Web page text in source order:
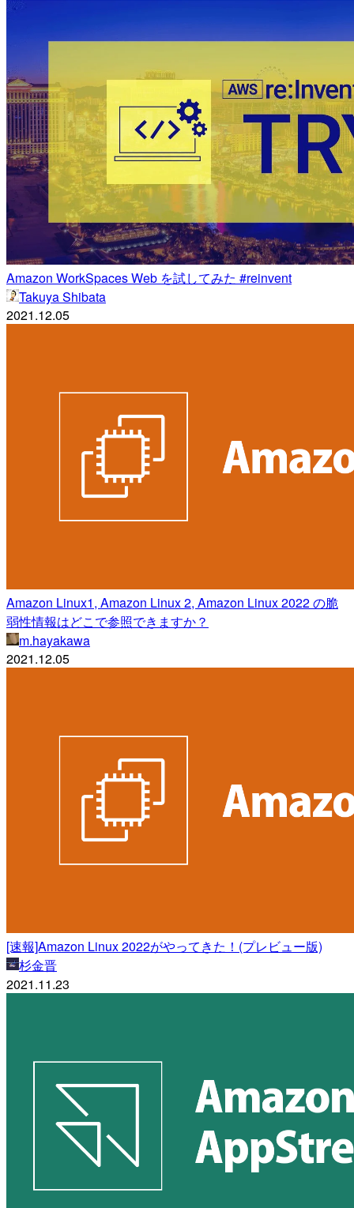
Amazon WorkSpaces Web を試してみた #reinvent
Takuya Shibata
2021.12.05
Amazon Linux1, Amazon Linux 2, Amazon Linux 2022 の脆
弱性情報はどこで参照できますか？
m.hayakawa
2021.12.05
[速報]Amazon Linux 2022がやってきた！(プレビュー版)
杉金晋
2021.11.23